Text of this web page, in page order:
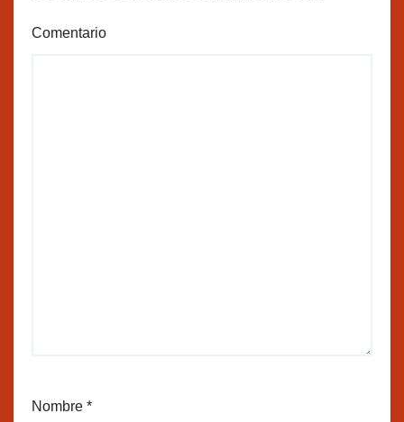
Comentario
Nombre *